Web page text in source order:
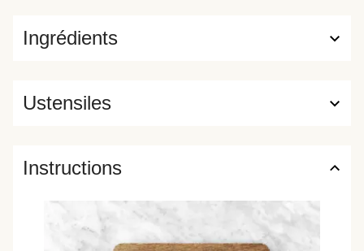
Ingrédients
Ustensiles
Instructions